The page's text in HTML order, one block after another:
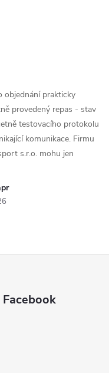
objednání prakticky
provedený repas - stav
testovacího protokolu
komunikace. Firmu
s.r.o. mohu jen
Facebook